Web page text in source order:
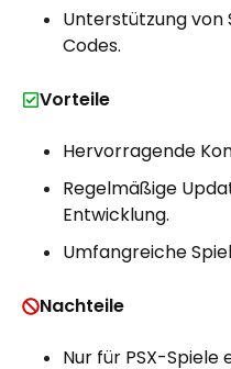
Unterstützung
Codes.
Vorteile
Hervorragende
Regelmäßige
Entwicklung.
Umfangreiche
Nachteile
Nur für PSX-Spiele